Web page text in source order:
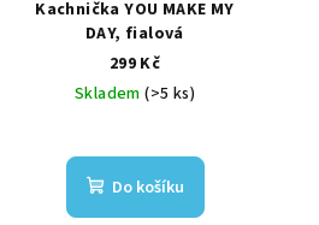
Kachnička YOU MAKE MY
DAY, fialová
299 Kč
Skladem(>5 ks)
Do košíku